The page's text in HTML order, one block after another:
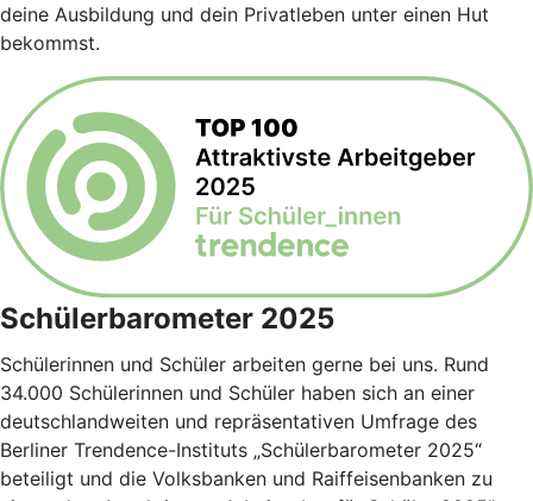
deine Ausbildung und dein Privatleben unter einen Hut
bekommst.
Schülerbarometer 2025
Schülerinnen und Schüler arbeiten gerne bei uns. Rund
34.000 Schülerinnen und Schüler haben sich an einer
deutschlandweiten und repräsentativen Umfrage des
Berliner Trendence-Instituts „Schülerbarometer 2025“
beteiligt und die Volksbanken und Raiffeisenbanken zu